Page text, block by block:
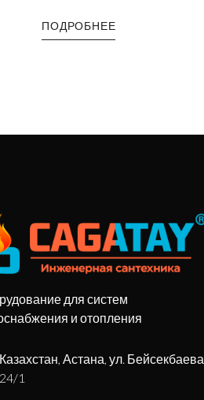
ПОДРОБНЕЕ
для систем
и отопления
Казахстан, Астана, ул. Бейсекбаева
24/1